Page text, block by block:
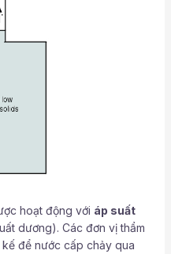
hoạt động với áp suất
dương). Các đơn vị thẩm
để nước cấp chảy qua